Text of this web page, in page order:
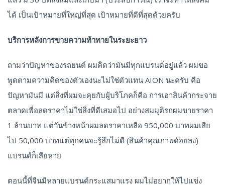
ได้ เป็นเป้าหมายที่ใหญ่ที่สุด เป้าหมายที่ดีที่สุดด้วยครับ
บริการหลังการขายความท้าทายในระยะยาว
ถามว่าปัญหาของรถยนต์ ผมคิดว่ามันมีทุกแบรนด์อยู่แล้ว ผมขอ
พูดตามความคิดของตัวเองนะไม่ใช่ตัวแทน AION นะครับ คือ
ปัญหามันมี แต่สิ่งที่ผมจะคุยกับผู้บริโภคก็คือ การเอาสินค้ากระจาย
ตลาดเพื่อลดราคาไม่ใช่สิ่งที่ดีเสมอไป อย่างสมมุติรถผมขายราคา
1 ล้านบาท แต่วันข้างหน้าผมลดราคาเหลือ 950,000 บาทผมเสีย
ไป 50,000 บาทแต่ทุกคนจะรู้สึกไม่ดี (สินค้าคุณภาพด้อยลง)
แบรนด์ก็เสียหาย
ตอนนี้ที่จีนมีหลายแบรนด์กระแสมาแรง ผมไม่อยากให้ไปแข่ง